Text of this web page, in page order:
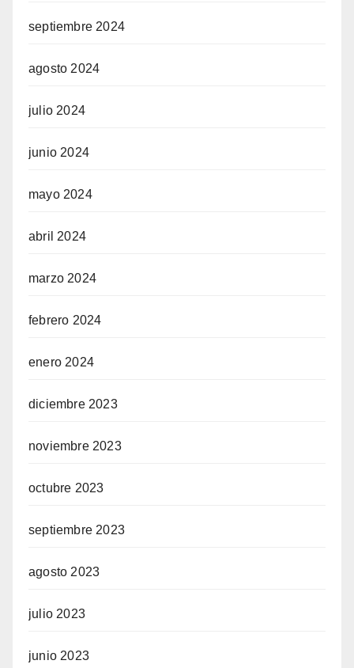
septiembre 2024
agosto 2024
julio 2024
junio 2024
mayo 2024
abril 2024
marzo 2024
febrero 2024
enero 2024
diciembre 2023
noviembre 2023
octubre 2023
septiembre 2023
agosto 2023
julio 2023
junio 2023